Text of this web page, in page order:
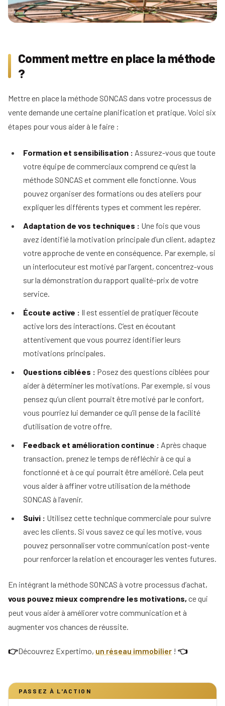
Comment mettre en place la méthode
?
Mettre en place la méthode SONCAS dans votre processus de
vente demande une certaine planification et pratique. Voici six
étapes pour vous aider à le faire :
Formation et sensibilisation : Assurez-vous que toute
votre équipe de commerciaux comprend ce qu’est la
méthode SONCAS et comment elle fonctionne. Vous
pouvez organiser des formations ou des ateliers pour
expliquer les différents types et comment les repérer.
Adaptation de vos techniques : Une fois que vous
avez identifié la motivation principale d’un client, adaptez
votre approche de vente en conséquence. Par exemple, si
un interlocuteur est motivé par l’argent, concentrez-vous
sur la démonstration du rapport qualité-prix de votre
service.
Écoute active : Il est essentiel de pratiquer l’écoute
active lors des interactions. C’est en écoutant
attentivement que vous pourrez identifier leurs
motivations principales.
Questions ciblées : Posez des questions ciblées pour
aider à déterminer les motivations. Par exemple, si vous
pensez qu’un client pourrait être motivé par le confort,
vous pourriez lui demander ce qu’il pense de la facilité
d’utilisation de votre offre.
Feedback et amélioration continue : Après chaque
transaction, prenez le temps de réfléchir à ce qui a
fonctionné et à ce qui pourrait être amélioré. Cela peut
vous aider à affiner votre utilisation de la méthode
SONCAS à l’avenir.
Suivi : Utilisez cette technique commerciale pour suivre
avec les clients. Si vous savez ce qui les motive, vous
pouvez personnaliser votre communication post-vente
pour renforcer la relation et encourager les ventes futures.
En intégrant la méthode SONCAS à votre processus d’achat,
vous pouvez mieux comprendre les motivations, ce qui
peut vous aider à améliorer votre communication et à
augmenter vos chances de réussite.
👉Découvrez Expertimo, un réseau immobilier ! 👈
PASSEZ À L'ACTION